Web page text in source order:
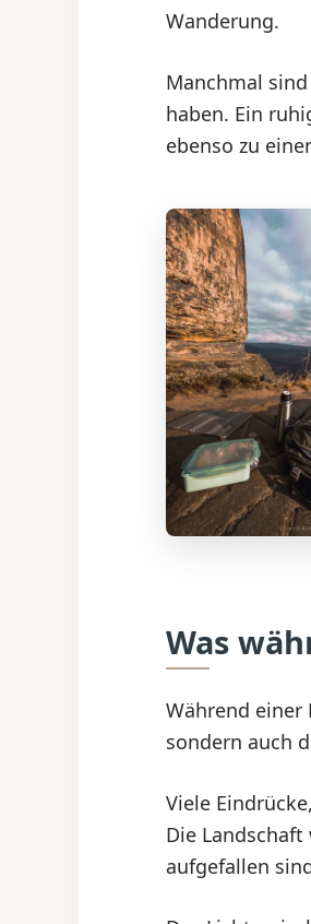
Wanderung.
Manchmal
haben. Ein
ebenso zu
Was
Während einer
sondern auch
Viele
Die
aufgefallen